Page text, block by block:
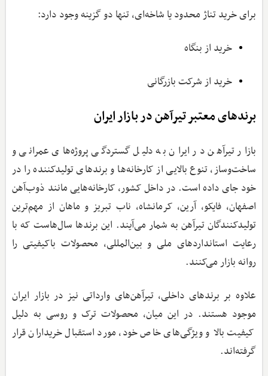
برای خرید تناژ محدود یا شاخه‌ای، تنها دو گزینه وجود دارد:
خرید از بنگاه
خرید از شرکت بازرگانی
برندهای معتبر تیرآهن در بازار ایران
بازار تیرآهن در ایران به دلیل گستردگی پروژه‌های عمرانی و
ساخت‌وساز، تنوع بالایی از کارخانه‌ها و برندهای تولیدکننده را در
خود جای داده است. در داخل کشور، کارخانه‌هایی مانند ذوب‌آهن
اصفهان، فایکو، آرین، کرمانشاه، ناب تبریز و ماهان از مهم‌ترین
تولیدکنندگان تیرآهن به شمار می‌آیند. این برندها سال‌هاست که با
رعایت استانداردهای ملی و بین‌المللی، محصولات باکیفیتی را
روانه بازار می‌کنند.
علاوه بر برندهای داخلی، تیرآهن‌های وارداتی نیز در بازار ایران
موجود هستند. در این میان، محصولات ترک و روسی به دلیل
کیفیت بالا و ویژگی‌های خاص خود، مورد استقبال خریداران قرار
گرفته‌اند.